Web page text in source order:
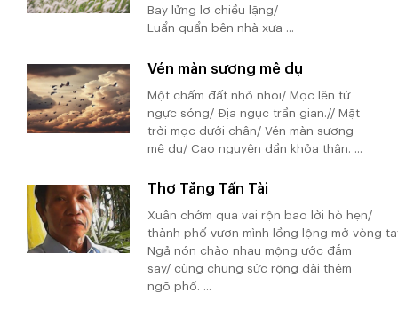
Bay lửng lơ chiều lặng/
Luẩn quẩn bên nhà xưa ...
Vén màn sương mê dụ
Một chấm đất nhỏ nhoi/ Mọc lên từ
ngực sóng/ Địa ngục trần gian.// Mặt
trời mọc dưới chân/ Vén màn sương
mê dụ/ Cao nguyên dần khỏa thân. ...
Thơ Tăng Tấn Tài
Xuân chớm qua vai rộn bao lời hò hẹn/
thành phố vươn mình lồng lộng mở vòng
Ngả nón chào nhau mộng ước đắm
say/ cùng chung sức rộng dài thêm
ngõ phố. ...